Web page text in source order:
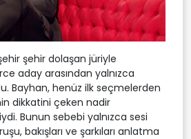
şehir dolaşan jüriyle
aday arasından yalnızca
Bayhan, henüz ilk seçmelerden
dikkatini çeken nadir
Bunun sebebi yalnızca sesi
bakışları ve şarkıları anlatma